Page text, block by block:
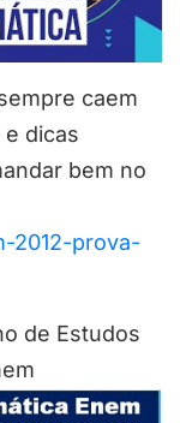
caem
dicas
bem no
2012-prova-
de Estudos